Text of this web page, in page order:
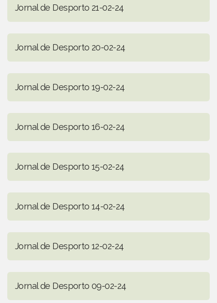
Jornal de Desporto 21-02-24
Jornal de Desporto 20-02-24
Jornal de Desporto 19-02-24
Jornal de Desporto 16-02-24
Jornal de Desporto 15-02-24
Jornal de Desporto 14-02-24
Jornal de Desporto 12-02-24
Jornal de Desporto 09-02-24